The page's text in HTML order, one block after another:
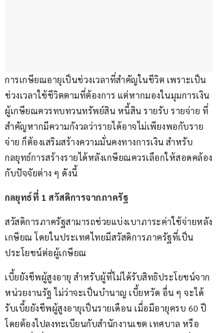
การเกษียณอายุเป็นช่วงเวลาที่สำคัญในชีวิต เพราะเป็น
ช่วงเวลาใช้ชีวิตตามที่ต้องการ แต่หากมองในมุมการเงิน
ผู้เกษียณควรทบทวนทรัพย์สิน หนี้สิน รายรับ รายจ่าย ที่
สำคัญหากมีความกังวลว่ารายได้อาจไม่เพียงพอกับราย
จ่าย ก็ต้องเสริมสร้างความมั่นคงทางการเงิน สำหรับ
กลยุทธ์การสร้างรายได้หลังเกษียณควรเลือกให้สอดคล้อง
กับปัจจัยต่าง ๆ ดังนี้
กลยุทธ์ที่ 1 สวัสดิการจากภาครัฐ
สวัสดิการภาครัฐสามารถช่วยแบ่งเบาภาระค่าใช้จ่ายหลัง
เกษียณ โดยในประเทศไทยมีสวัสดิการภาครัฐที่เป็น
ประโยชน์ต่อผู้เกษียณ
เบี้ยยังชีพผู้สูงอายุ สำหรับผู้ที่ไม่ได้รับสิทธิประโยชน์จาก
หน่วยงานรัฐ ไม่ว่าจะเป็นบำนาญ เบี้ยหวัด อื่น ๆ จะได้
รับเบี้ยยังชีพผู้สูงอายุเป็นรายเดือน เมื่อมีอายุครบ 60 ปี
โดยต้องไปลงทะเบียนกับสำนักงานเขต เทศบาล หรือ